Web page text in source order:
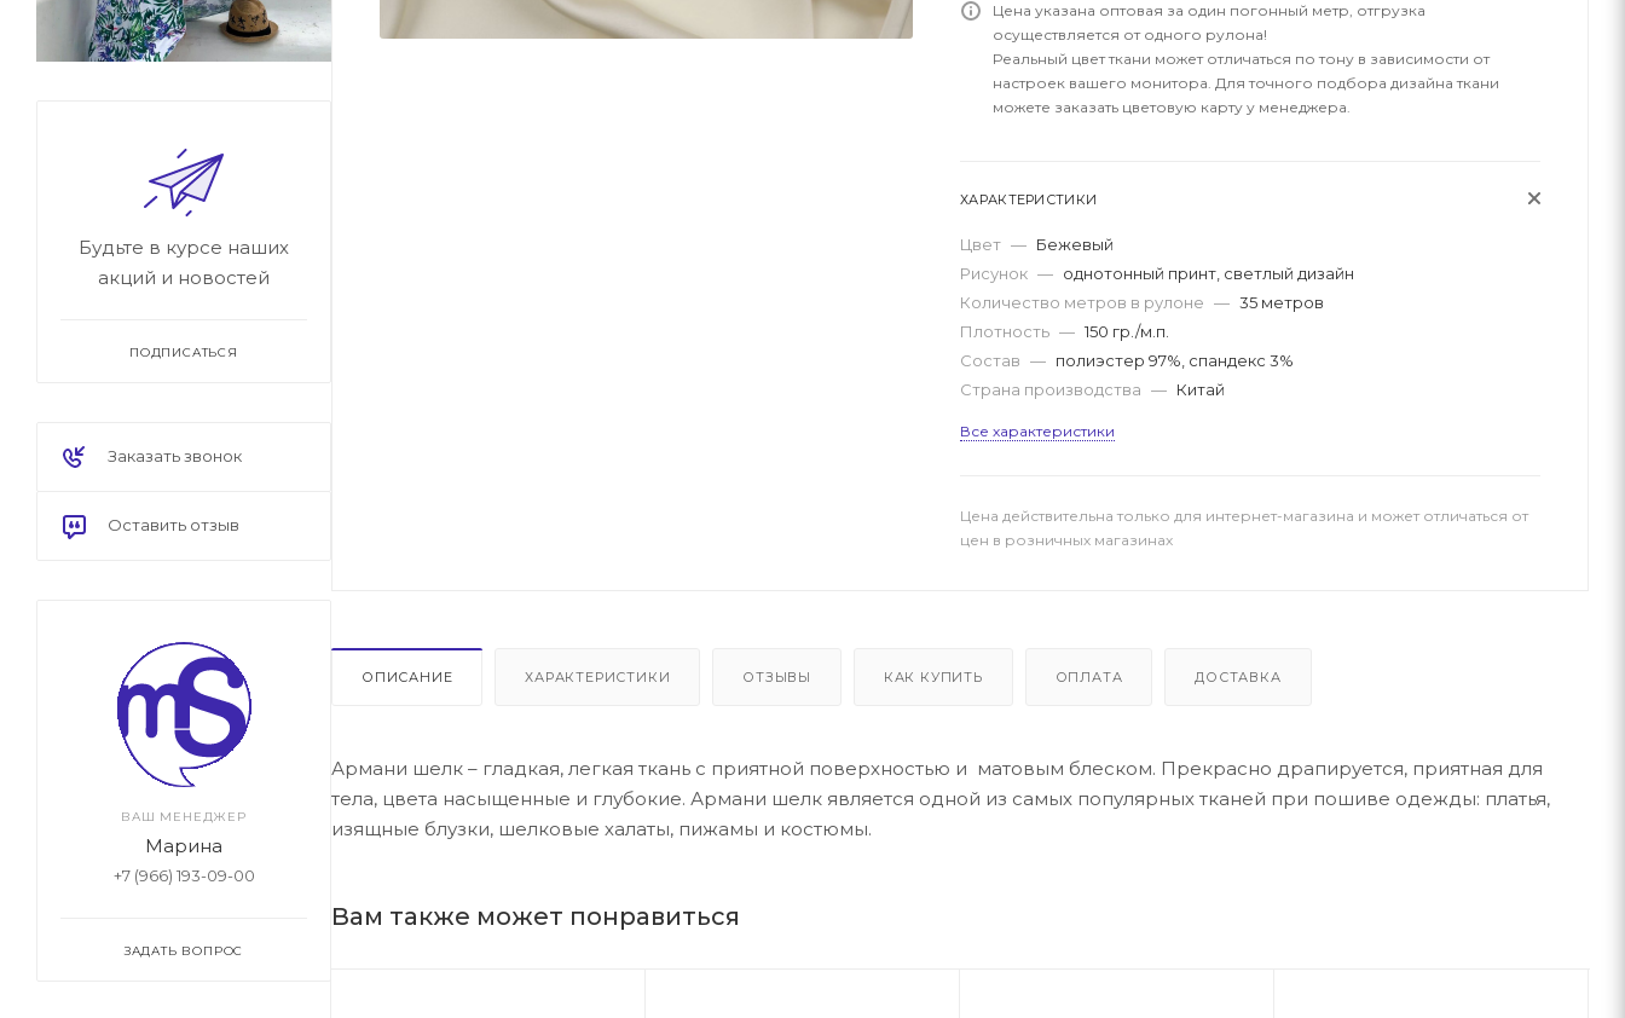
Цена указана оптовая за один погонный метр, отгрузка
осуществляется от одного рулона!
Реальный цвет ткани может отличаться по тону в зависимости от
настроек вашего монитора. Для точного подбора дизайна ткани
можете заказать цветовую карту у менеджера.
ХАРАКТЕРИСТИКИ
Цвет — Бежевый
Рисунок — однотонный принт, светлый дизайн
Количество метров в рулоне — 35 метров
Плотность — 150 гр./м.п.
Состав — полиэстер 97%, спандекс 3%
Страна производства — Китай
Все характеристики
Цена действительна только для интернет-магазина и может отличаться от
цен в розничных магазинах
ОПИСАНИЕ ХАРАКТЕРИСТИКИ ОТЗЫВЫ КАК КУПИТЬ ОПЛАТА ДОСТАВКА
Армани шелк – гладкая, легкая ткань с приятной поверхностью и матовым блеском. Прекрасно драпируется, приятная для
тела, цвета насыщенные и глубокие. Армани шелк является одной из самых популярных тканей при пошиве одежды: платья,
изящные блузки, шелковые халаты, пижамы и костюмы.
Вам также может понравиться
Будьте в курсе наших
акций и новостей
ПОДПИСАТЬСЯ
Заказать звонок
Оставить отзыв
ВАШ МЕНЕДЖЕР
Марина
+7 (966) 193-09-00
ЗАДАТЬ ВОПРОС